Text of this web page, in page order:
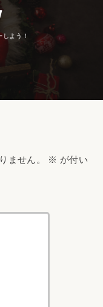
ません。 ※ が付い